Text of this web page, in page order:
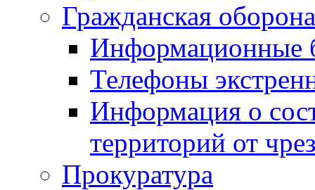
Гражданская
Информационные
Телефоны
Информация о
территорий от
Прокуратура